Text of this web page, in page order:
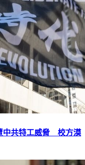
中共特工威脅 校方漠